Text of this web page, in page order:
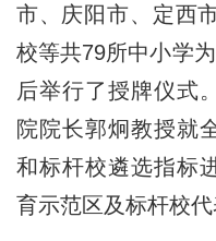
市、庆阳市、定西
校等共79所中小学
后举行了授牌仪式
院院长郭炯教授就
和标杆校遴选指标
育示范区及标杆校代